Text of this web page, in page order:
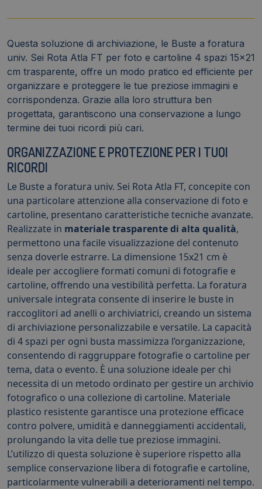
FT
4
scomparti
-
lisce
(conf.10)
quantità
Questa soluzione di archiviazione, le Buste a foratura
univ. Sei Rota Atla FT per foto e cartoline 4 spazi 15x21
cm trasparente, offre un modo pratico ed efficiente per
organizzare e proteggere le tue preziose immagini e
corrispondenza. Grazie alla loro struttura ben
progettata, garantiscono una conservazione a lungo
termine dei tuoi ricordi più cari.
ORGANIZZAZIONE E PROTEZIONE PER I TUOI
RICORDI
Le Buste a foratura univ. Sei Rota Atla FT, concepite con
una particolare attenzione alla conservazione di foto e
cartoline, presentano caratteristiche tecniche avanzate.
Realizzate in materiale trasparente di alta qualità,
permettono una facile visualizzazione del contenuto
senza doverle estrarre. La dimensione 15x21 cm è
ideale per accogliere formati comuni di fotografie e
cartoline, offrendo una vestibilità perfetta. La foratura
universale integrata consente di inserire le buste in
raccoglitori ad anelli o archiviatrici, creando un sistema
di archiviazione personalizzabile e versatile. La capacità
di 4 spazi per ogni busta massimizza l’organizzazione,
consentendo di raggruppare fotografie o cartoline per
tema, data o evento. È una soluzione ideale per chi
necessita di un metodo ordinato per gestire un archivio
fotografico o una collezione di cartoline. Materiale
plastico resistente garantisce una protezione efficace
contro polvere, umidità e danneggiamenti accidentali,
prolungando la vita delle tue preziose immagini.
L’utilizzo di questa soluzione è superiore rispetto alla
semplice conservazione libera di fotografie e cartoline,
particolarmente vulnerabili a deterioramenti nel tempo.